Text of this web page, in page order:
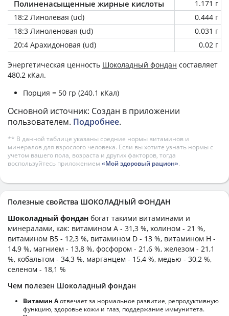
Полиненасыщенные жирные кислоты
1.171 г
18:2 Линолевая (ud)
0.444 г
18:3 Линоленовая (ud)
0.031 г
20:4 Арахидоновая (ud)
0.02 г
Энергетическая ценность Шоколадный фондан составляет
480,2 кКал.
Порция = 50 гр (240.1 кКал)
Основной источник: Создан в приложении
пользователем. Подробнее.
** В данной таблице указаны средние нормы витаминов и
минералов для взрослого человека. Если вы хотите узнать нормы с
учетом вашего пола, возраста и других факторов, тогда
воспользуйтесь приложением «Мой здоровый рацион».
Полезные свойства ШОКОЛАДНЫЙ ФОНДАН
Шоколадный фондан богат такими витаминами и
минералами, как: витамином А - 31,3 %, холином - 21 %,
витамином B5 - 12,3 %, витамином D - 13 %, витамином H -
14,9 %, магнием - 13,8 %, фосфором - 21,6 %, железом - 21,1
%, кобальтом - 34,3 %, марганцем - 15,4 %, медью - 30,2 %,
селеном - 18,1 %
Чем полезен Шоколадный фондан
Витамин Аотвечает за нормальное развитие, репродуктивную
функцию, здоровье кожи и глаз, поддержание иммунитета.